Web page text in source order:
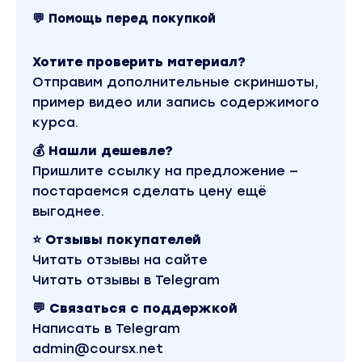
💬 Помощь перед покупкой
Хотите проверить материал?
Отправим дополнительные скриншоты,
пример видео или запись содержимого
курса.
💰 Нашли дешевле?
Пришлите ссылку на предложение —
постараемся сделать цену ещё
выгоднее.
⭐ Отзывы покупателей
Читать отзывы на сайте
Читать отзывы в Telegram
💬 Связаться с поддержкой
Написать в Telegram
admin@coursx.net